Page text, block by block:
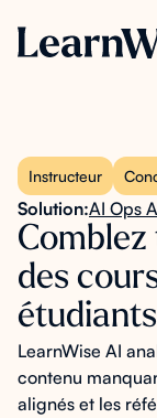
Instructeur
Solution:AI Ops
Comblez
des
LearnWise AI
contenu
alignés et les